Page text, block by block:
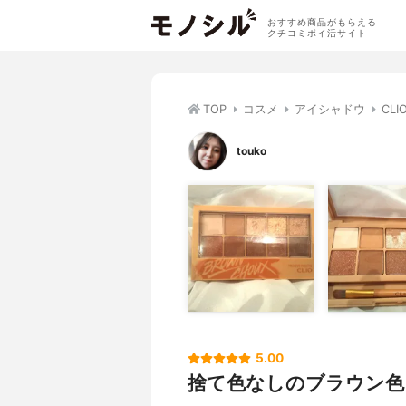
おすすめ商品がもらえる
クチコミポイ活サイト
TOP コスメ アイシャドウ
touko
5.00
捨て色なしのブラウン色